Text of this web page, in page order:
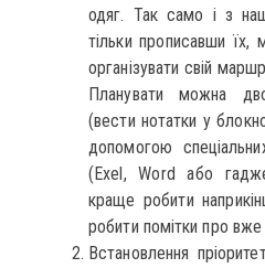
одяг. Так само і з
тільки прописавши
організувати свій
Планувати можна
(вести нотатки у
допомогою
(Exel, Word або
краще робити
робити помітки про вже
Встановлення